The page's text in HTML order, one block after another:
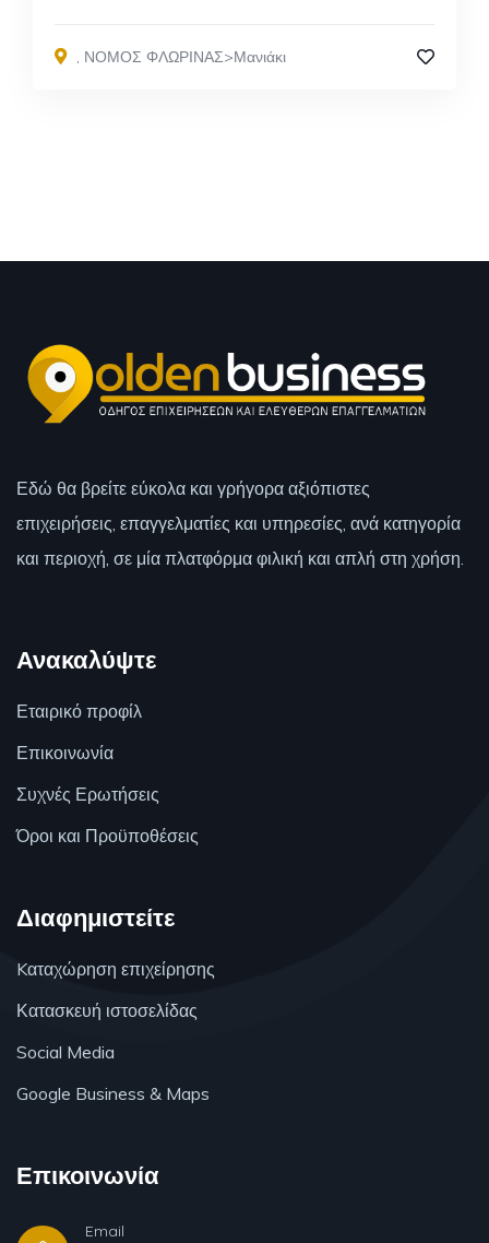
, ΝΟΜΟΣ ΦΛΩΡΙΝΑΣ>Μανιάκι
Εδώ θα βρείτε εύκολα και γρήγορα αξιόπιστες
επιχειρήσεις, επαγγελματίες και υπηρεσίες, ανά κατηγορία
και περιοχή, σε μία πλατφόρμα φιλική και απλή στη χρήση.
Ανακαλύψτε
Εταιρικό προφίλ
Επικοινωνία
Συχνές Ερωτήσεις
Όροι και Προϋποθέσεις
Διαφημιστείτε
Kαταχώρηση επιχείρησης
Κατασκευή ιστοσελίδας
Social Media
Google Business & Maps
Επικοινωνία
Email